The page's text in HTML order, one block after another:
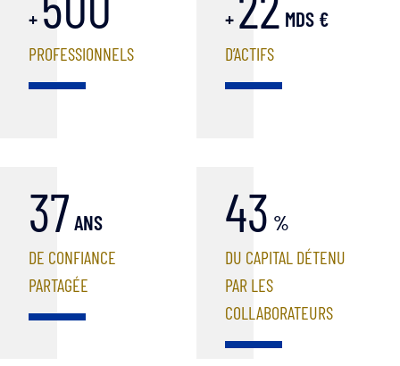
+
PROFESSIONNELS
+ MDS €
D’ACTIFS
37 ANS
DE CONFIANCE
PARTAGÉE
43 %
DU CAPITAL DÉTENU
PAR LES
COLLABORATEURS